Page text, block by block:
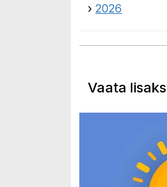
› 2026
Vaata lisaks